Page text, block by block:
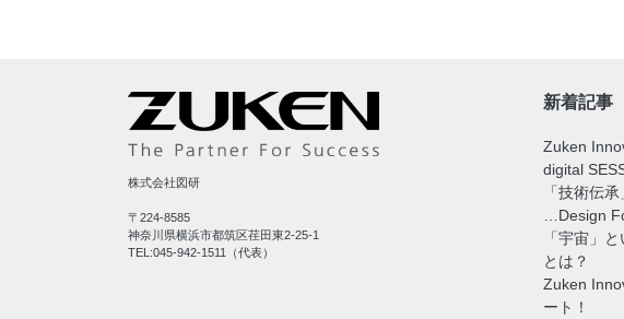
株式会社図研
〒224-8585
神奈川県横浜市都筑区荏田東2-25-1
TEL:045-942-1511（代表）
新着記事
Zuken
digital
「技術伝
…Design
「宇宙」
とは？
Zuken
ート！